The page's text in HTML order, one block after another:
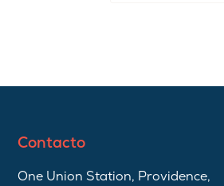
Contacto
One Union Station, Providence,